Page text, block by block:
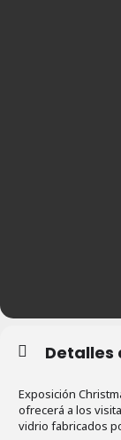
Detalles
Exposición
ofrecerá a los
vidrio fabricados